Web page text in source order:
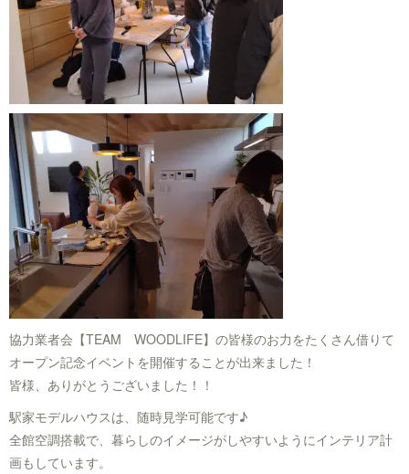
協力業者会【TEAM WOODLIFE】の皆様のお力をたくさん借りて
オープン記念イベントを開催することが出来ました！
皆様、ありがとうございました！！
駅家モデルハウスは、随時見学可能です♪
全館空調搭載で、暮らしのイメージがしやすいようにインテリア計
画もしています。